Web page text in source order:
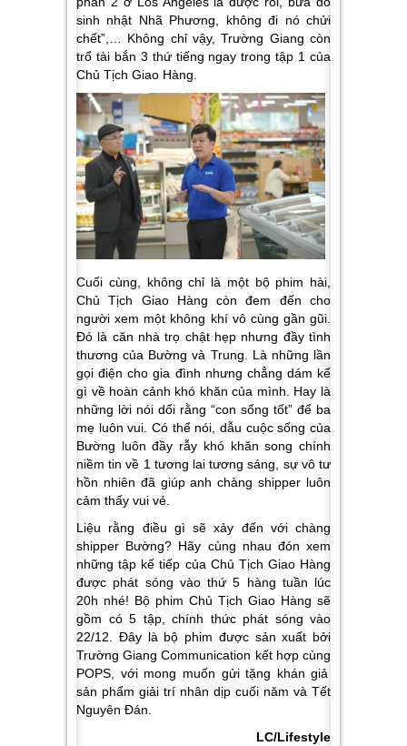
sinh nhật Nhã Phương, không đi nó chửi
chết”,… Không chỉ vậy, Trường Giang còn
trổ tài bắn 3 thứ tiếng ngay trong tập 1 của
Chủ Tịch Giao Hàng.
Cuối cùng, không chỉ là một bộ phim hài,
Chủ Tịch Giao Hàng còn đem đến cho
người xem một không khí vô cùng gần gũi.
Đó là căn nhà trọ chật hẹp nhưng đầy tình
thương của Bường và Trung. Là những lần
gọi điện cho gia đình nhưng chẳng dám kể
gì về hoàn cảnh khó khăn của mình. Hay là
những lời nói dối rằng “con sống tốt” để ba
mẹ luôn vui. Có thể nói, dẫu cuộc sống của
Bường luôn đầy rẫy khó khăn song chính
niềm tin về 1 tương lai tương sáng, sự vô tư
hồn nhiên đã giúp anh chàng shipper luôn
cảm thấy vui vẻ.
Liệu rằng điều gì sẽ xảy đến với chàng
shipper Bường? Hãy cùng nhau đón xem
những tập kế tiếp của Chủ Tịch Giao Hàng
được phát sóng vào thứ 5 hàng tuần lúc
20h nhé! Bộ phim Chủ Tịch Giao Hàng sẽ
gồm có 5 tập, chính thức phát sóng vào
22/12. Đây là bộ phim được sản xuất bởi
Trường Giang Communication kết hợp cùng
POPS, với mong muốn gửi tặng khán giả
sản phẩm giải trí nhân dịp cuối năm và Tết
Nguyên Đán.
LC/Lifestyle